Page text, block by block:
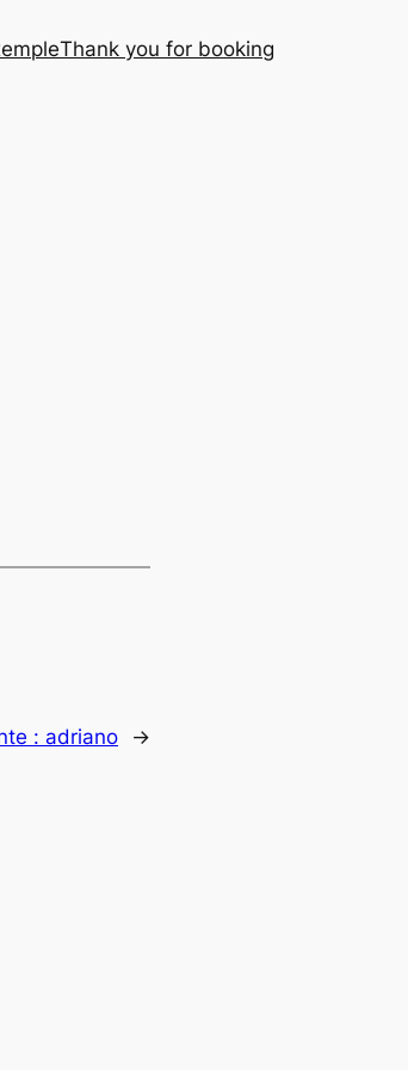
Thank you for booking
: adriano →